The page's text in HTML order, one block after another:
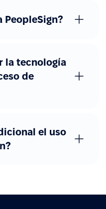
PeopleSign?
la tecnología
de
el uso